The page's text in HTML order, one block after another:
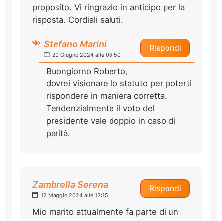
proposito. Vi ringrazio in anticipo per la
risposta. Cordiali saluti.
Rispondi
Stefano Marini
20 Giugno 2024 alle 08:50
Buongiorno Roberto,
dovrei visionare lo statuto per poterti
rispondere in maniera corretta.
Tendenzialmente il voto del
presidente vale doppio in caso di
parità.
Rispondi
Zambrella Serena
12 Maggio 2024 alle 13:15
Mio marito attualmente fa parte di un